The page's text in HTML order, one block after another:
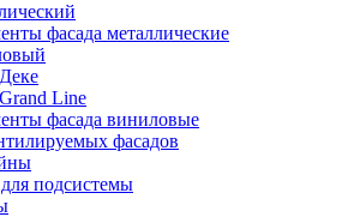
фасада металлические
Line
фасада виниловые
фасадов
подсистемы